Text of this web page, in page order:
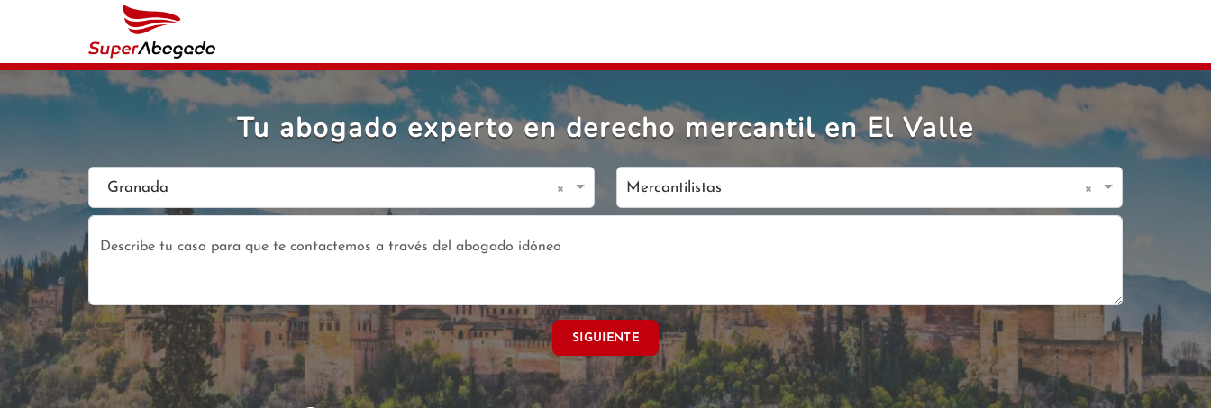
Tu abogado experto en derecho mercantil en El Valle
Granada × Mercantilistas ×
SIGUIENTE